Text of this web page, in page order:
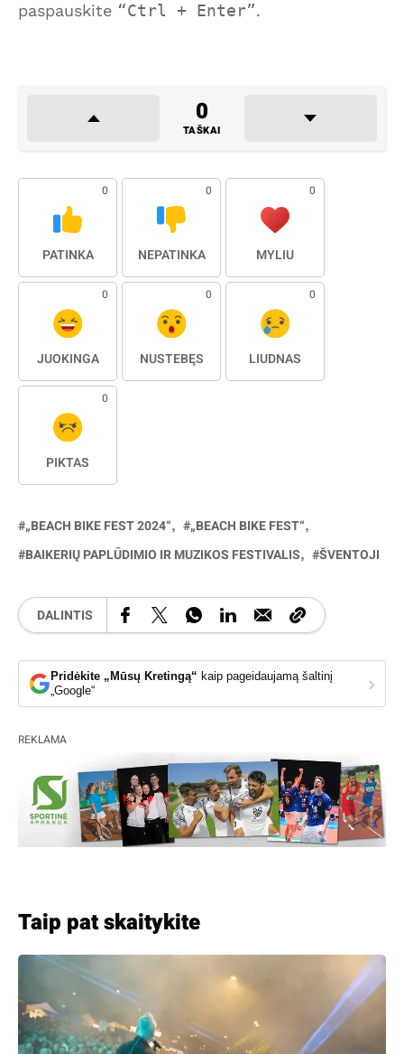
paspauskite
Ctrl + Enter .
0
TAŠKAI
0
PATINKA
0
NEPATINKA
0
MYLIU
0
JUOKINGA
0
NUSTEBĘS
0
LIŪDNAS
0
PIKTAS
„BEACH BIKE FEST 2024“
„BEACH BIKE FEST“
BAIKERIŲ PAPLŪDIMIO IR MUZIKOS FESTIVALIS
ŠVENTOJI
DALINTIS
Pridėkite „Mūsų Kretingą“ kaip pageidaujamą šaltinį
„Google“
›
REKLAMA
Taip pat skaitykite